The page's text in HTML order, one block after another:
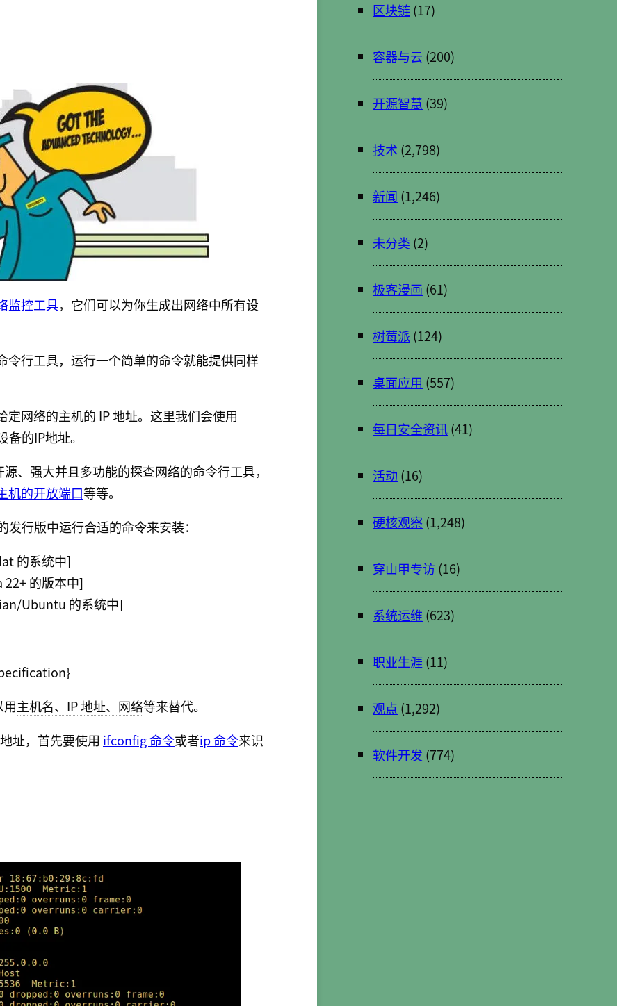
监控工具，它们可以为你生成出网络中所有设
行工具，运行一个简单的命令就能提供同样
网络的主机的 IP 地址。这里我们会使用
的IP地址。
、强大并且多功能的探查网络的命令行工具，
机的开放端口等等。
行版中运行合适的命令来安装：
的系统中]
的版本中]
主机名、IP 地址、网络等来替代。
址，首先要使用 ifconfig 命令或者ip 命令来识
区块链(17)
容器与云 (200)
开源智慧 (39)
技术 (2,798)
新闻 (1,246)
未分类 (2)
极客漫画 (61)
树莓派 (124)
桌面应用 (557)
每日安全资讯(41)
活动 (16)
硬核观察 (1,248)
穿山甲专访(16)
系统运维(623)
职业生涯(11)
观点 (1,292)
软件开发 (774)